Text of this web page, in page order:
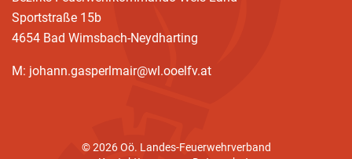
Sportstraße 15b
4654 Bad Wimsbach-Neydharting
M: johann.gasperlmair@wl.ooelfv.at
© 2026 Oö. Landes-Feuerwehrverband